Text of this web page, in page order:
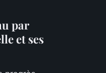
par
et ses